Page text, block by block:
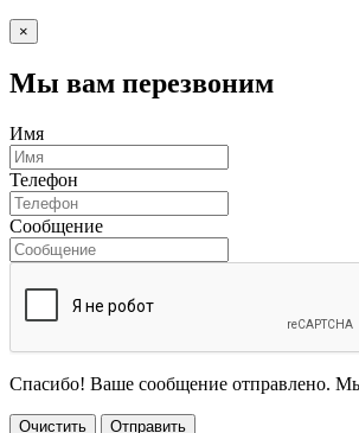
×
Мы вам перезвоним
Имя
Телефон
Сообщение
Спасибо! Ваше сообщение отправлено. Мы
Очистить Отправить